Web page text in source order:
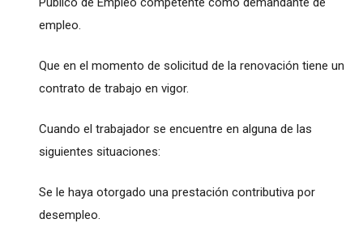
empleo.
Que en el momento de solicitud de la renovación tiene un
contrato de trabajo en vigor.
Cuando el trabajador se encuentre en alguna de las
siguientes situaciones:
Se le haya otorgado una prestación contributiva por
desempleo.